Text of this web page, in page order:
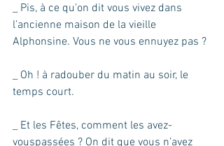
_ Pis, à ce qu’on dit vous vivez dans
l’ancienne maison de la vieille
Alphonsine. Vous ne vous ennuyez pas ?
_ Oh ! à radouber du matin au soir, le
temps court.
_ Et les Fêtes, comment les avez-
vouspassées ? On dit que vous n’avez